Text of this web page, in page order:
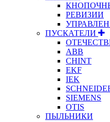
РЕВИЗИИ
ПУСКАТЕЛИ
ABB
CHINT
EKF
IEK
SIEMENS
OTIS
ПЫЛЬНИКИ